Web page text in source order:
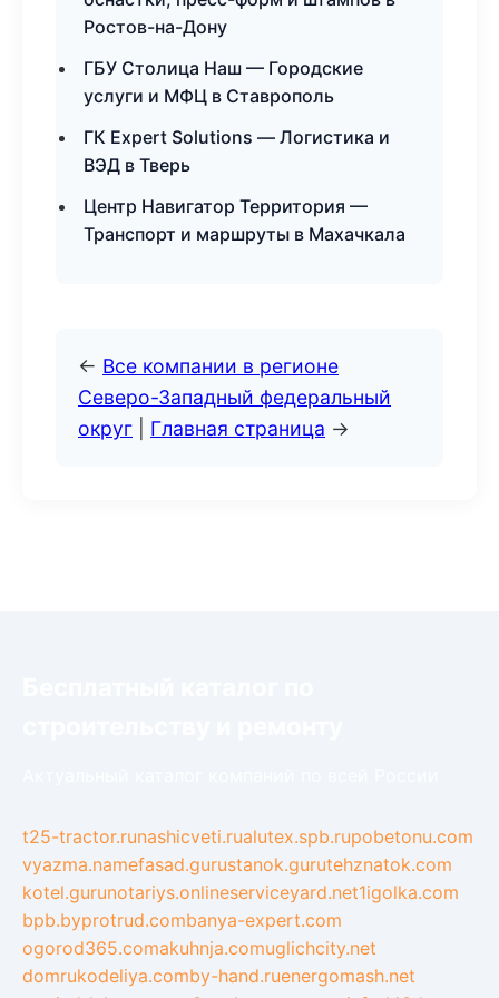
Ростов-на-Дону
ГБУ Столица Наш — Городские
услуги и МФЦ в Ставрополь
ГК Expert Solutions — Логистика и
ВЭД в Тверь
Центр Навигатор Территория —
Транспорт и маршруты в Махачкала
← Все компании в регионе
Северо-Западный федеральный
округ
Главная страница →
t25-tractor.runashicveti.rualutex.spb.rupobetonu.com
vyazma.namefasad.gurustanok.gurutehznatok.com
kotel.gurunotariys.onlineserviceyard.net1igolka.com
bpb.byprotrud.combanya-expert.com
ogorod365.comakuhnja.comuglichcity.net
domrukodeliya.comby-hand.ruenergomash.net